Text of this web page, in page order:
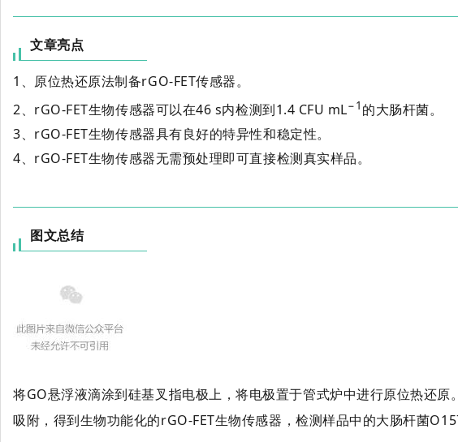
文章亮点
1、原位热还原法制备rGO-FET传感器。
2、rGO-FET生物传感器可以在46 s内检测到1.4 CFU mL−1 的大肠杆菌。
3、rGO-FET生物传感器具有良好的特异性和稳定性。
4、rGO-FET生物传感器无需预处理即可直接检测真实样品。
图文总结
将GO悬浮液滴涂到硅基叉指电极上，将电极置于管式炉中进行原位热还
吸附，得到生物功能化的rGO-FET生物传感器，检测样品中的大肠杆菌